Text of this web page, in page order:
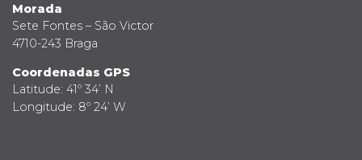
Morada
Sete Fontes – São Victor
4710-243 Braga
Coordenadas GPS
Latitude: 41º 34’ N
Longitude: 8º 24’ W